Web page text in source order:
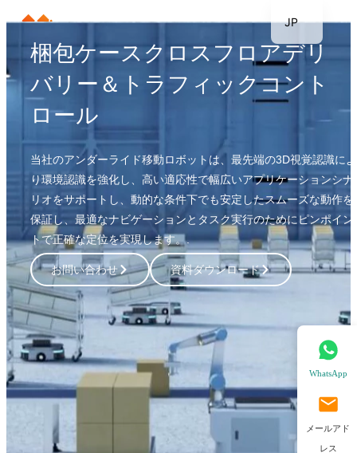
梱包ケースクロスフロアデリ
バリー＆トラフィックコント
ロール
当社のアンダーライド移動ロボットは、最先端の3D視覚認識によ
り環境認識を強化し、高い適応性で幅広いアプリケーションシナ
リオをサポートし、動的な条件下でも安定したスムーズな動作を
保証し、最適なナビゲーションとタスク実行のためにピンポイン
トで正確な定位を実現します。.
お問い合わせ 資料ダウンロード
WhatsApp
メールアド
レス
JP
EN
KR
DE
TH
ES